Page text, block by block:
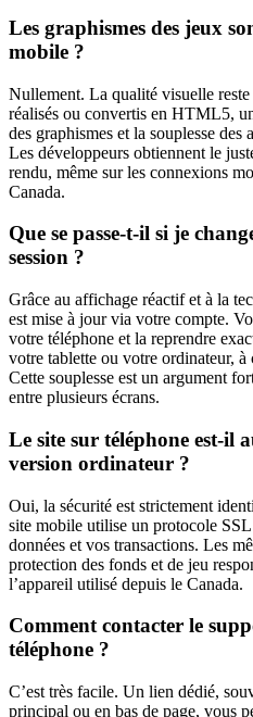
Les graphismes des jeux
mobile ?
Nullement. La qualité visuelle
réalisés ou convertis en HTML5,
des graphismes et la souplesse
Les développeurs obtiennent le
rendu, même sur les connexions
Canada.
Que se passe-t-il si je
session ?
Grâce au affichage réactif et à la
est mise à jour via votre compte.
votre téléphone et la reprendre
votre tablette ou votre ordinateur,
Cette souplesse est un argument
entre plusieurs écrans.
Le site sur téléphone est-il
version ordinateur ?
Oui, la sécurité est strictement
site mobile utilise un protocole
données et vos transactions. Les
protection des fonds et de jeu
l’appareil utilisé depuis le Canada.
Comment contacter le
téléphone ?
C’est très facile. Un lien dédié,
principal ou en bas de page, vous